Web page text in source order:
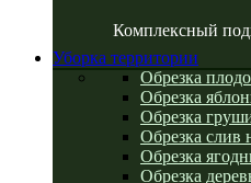
Комплексный
Уборка территории
Обрезка
Обрезка
Обрезка
Обрезка слив
Обрезка
Обрезка